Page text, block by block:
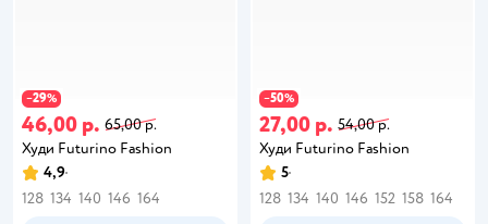
−29%
46,00 р. 65,00 р.
Худи Futurino Fashion
4,9
128 134 140 146 164
−50%
27,00 р. 54,00 р.
Худи Futurino Fashion
5
128 134 140 146 152 158 164